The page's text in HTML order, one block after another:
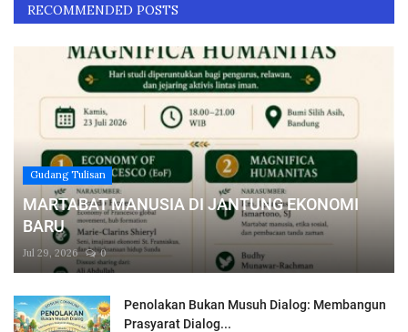
RECOMMENDED POSTS
Gudang Tulisan
MARTABAT MANUSIA DI JANTUNG EKONOMI
BARU
Jul 29, 2026 0
Penolakan Bukan Musuh Dialog: Membangun
Prasyarat Dialog...